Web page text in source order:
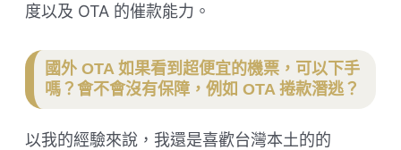
度以及 OTA 的催款能力。
國外 OTA 如果看到超便宜的機票，可以下手
嗎？會不會沒有保障，例如 OTA 捲款潛逃？
以我的經驗來說，我還是喜歡台灣本土的的